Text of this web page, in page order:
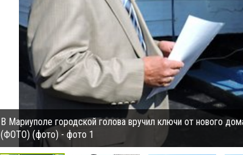
В Мариуполе городской голова вручил ключи от нового
(ФОТО) (фото) - фото 1